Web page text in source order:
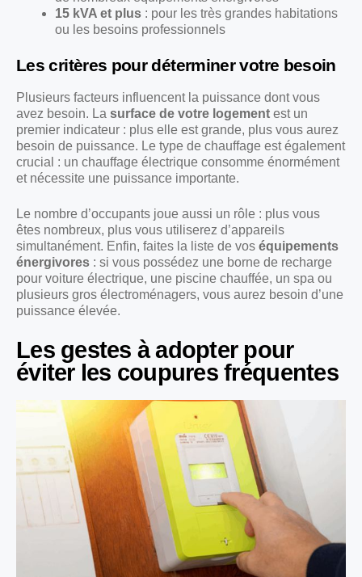
15 kVA et plus : pour les très grandes habitations
ou les besoins professionnels
Les critères pour déterminer votre besoin
Plusieurs facteurs influencent la puissance dont vous
avez besoin. La surface de votre logement est un
premier indicateur : plus elle est grande, plus vous aurez
besoin de puissance. Le type de chauffage est également
crucial : un chauffage électrique consomme énormément
et nécessite une puissance importante.
Le nombre d’occupants joue aussi un rôle : plus vous
êtes nombreux, plus vous utiliserez d’appareils
simultanément. Enfin, faites la liste de vos équipements
énergivores : si vous possédez une borne de recharge
pour voiture électrique, une piscine chauffée, un spa ou
plusieurs gros électroménagers, vous aurez besoin d’une
puissance élevée.
Les gestes à adopter pour
éviter les coupures fréquentes